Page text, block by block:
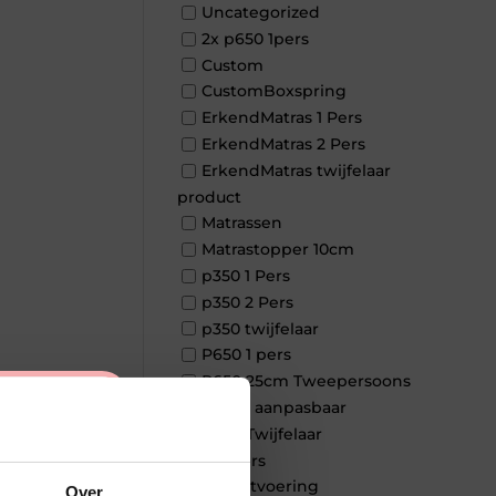
Uncategorized
2x p650 1pers
Custom
CustomBoxspring
ErkendMatras 1 Pers
ErkendMatras 2 Pers
ErkendMatras twijfelaar
product
Matrassen
Matrastopper 10cm
p350 1 Pers
p350 2 Pers
p350 twijfelaar
P650 1 pers
P650 25cm Tweepersoons
een kern aanpasbaar
P650 Twijfelaar
Toppers
Maatvoering